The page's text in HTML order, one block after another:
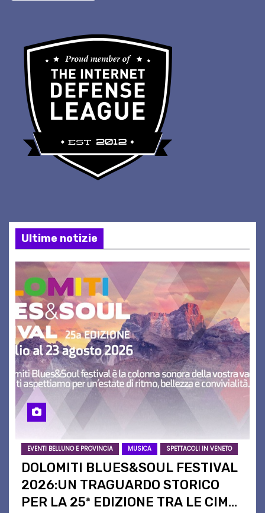
Ultime notizie
EVENTI BELLUNO E PROVINCIA MUSICA SPETTACOLI IN VENETO
DOLOMITI BLUES&SOUL FESTIVAL
2026:UN TRAGUARDO STORICO
PER LA 25ª EDIZIONE TRA LE CIME